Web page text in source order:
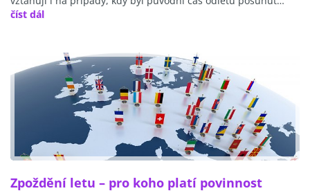
číst dál
Zpoždění letu – pro koho platí povinnost